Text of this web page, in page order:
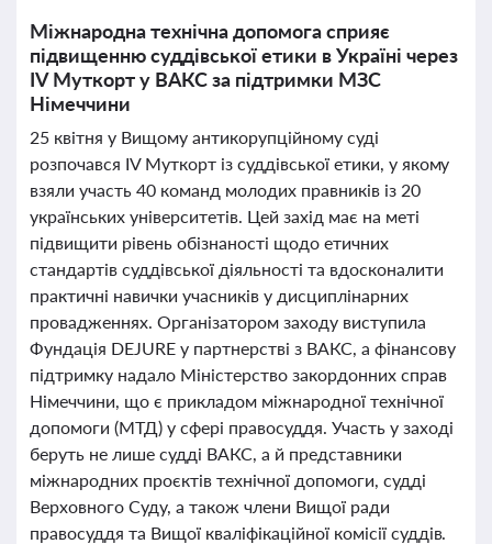
Міжнародна технічна допомога сприяє
підвищенню суддівської етики в Україні через
IV Муткорт у ВАКС за підтримки МЗС
Німеччини
25 квітня у Вищому антикорупційному суді
розпочався IV Муткорт із суддівської етики, у якому
взяли участь 40 команд молодих правників із 20
українських університетів. Цей захід має на меті
підвищити рівень обізнаності щодо етичних
стандартів суддівської діяльності та вдосконалити
практичні навички учасників у дисциплінарних
провадженнях. Організатором заходу виступила
Фундація DEJURE у партнерстві з ВАКС, а фінансову
підтримку надало Міністерство закордонних справ
Німеччини, що є прикладом міжнародної технічної
допомоги (МТД) у сфері правосуддя. Участь у заході
беруть не лише судді ВАКС, а й представники
міжнародних проєктів технічної допомоги, судді
Верховного Суду, а також члени Вищої ради
правосуддя та Вищої кваліфікаційної комісії суддів.